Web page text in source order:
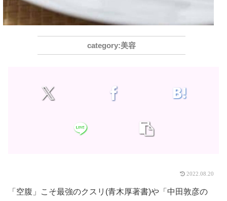
美容
2022.08.20
「空腹」こそ最強のクスリ(青木厚著書)や「中田敦彦の